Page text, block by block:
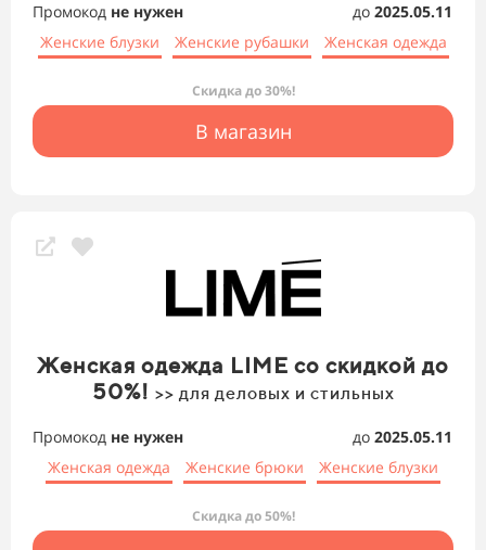
Промокод не нужен до 2025.05.11
Женские блузки
Женские рубашки Женская одежда
Скидка до 30%!
В магазин
Женская одежда LIME со скидкой до
50%! >> для деловых и стильных
Промокод не нужен до 2025.05.11
Женская одежда
Женские брюки Женские блузки
Скидка до 50%!